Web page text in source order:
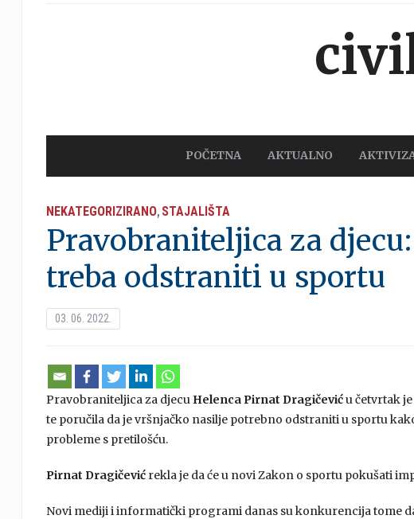
POČETNA AKTUALNO
NEKATEGORIZIRANO, STAJALIŠTA
Pravobraniteljica za
treba odstraniti u sportu
03. 06. 2022.
Pravobraniteljica za djecu Helenca Pirnat Dragičeviću četvrtak je
te poručila da je vršnjačko nasilje potrebno odstraniti u sportu
probleme s pretilošću.
Pirnat Dragičevićrekla je da će u novi Zakon o sportu pokušati
Novi mediji i informatički programi danas su konkurencija tome